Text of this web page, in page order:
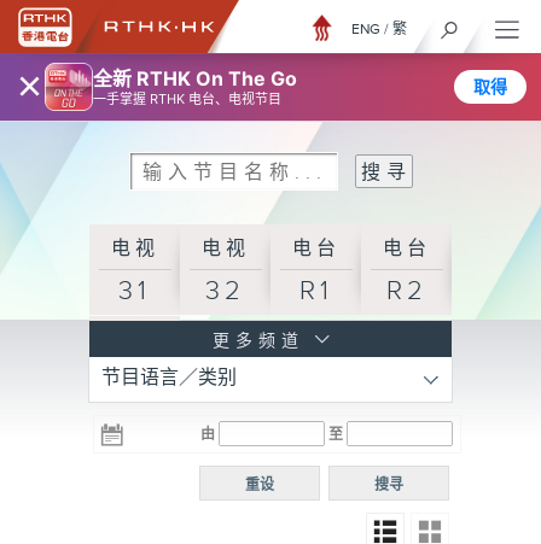
× 全新 RTHK On The Go
一手掌握 RTHK 电台、电视节目
取得
ENG / 繁
电视
31
电视
32
电台
R1
电台
R2
R3
电台 电台
R5
电台
普通
更多频道
节目语言／类别
由 至
搜寻
重设